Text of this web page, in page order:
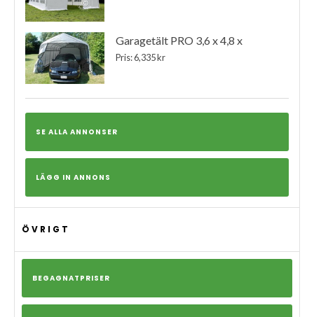
Garagetält PRO 3,6 x 4,8 x
Pris: 6,335 kr
SE ALLA ANNONSER
LÄGG IN ANNONS
ÖVRIGT
BEGAGNATPRISER